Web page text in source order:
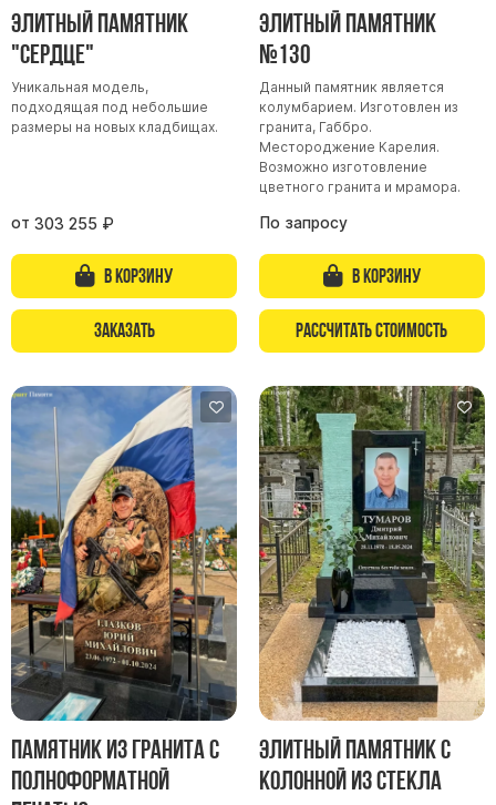
Памятники с полноформатным фото
Склеп
Cкульптуры ангел
Детские памятники
Памятники Мусульманские
Памятники Армянские
Европейские памятники
Семейные памятники ( памятники на двоих )
Памятники в форме креста
Зеркальные памятники
Креативные памятники
Кресты из белого мрамора
Фигурные памятники
Памятники в виде гитары
Памятники комбинированные
Памятники из цветного гранита
Памятники красные
Памятники красно-черные
Памятники коричневые
Памятники зеленые
Элитный памятник
"Сердце"
Уникальная модель,
подходящая под небольшие
размеры на новых кладбищах.
от 303 255 ₽
В корзину
Заказать
Элитный памятник
№130
Данный памятник является
колумбарием. Изготовлен из
гранита, Габбро.
Местороджение Карелия.
Возможно изготовление
цветного гранита и мрамора.
По запросу
В корзину
Рассчитать стоимость
Памятник из гранита с
Полноформатной
Элитный памятник с
колонной из стекла